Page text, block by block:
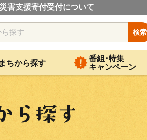
害支援寄付受付について
検索
まちから探す
番組･特集
キャンペーン